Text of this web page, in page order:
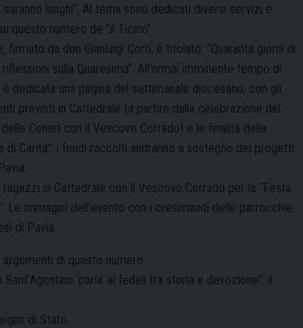
saranno lunghi”. Al tema sono dedicati diversi servizi e
questo numero de “il Ticino”.
firmato da don Gianluigi Corti, è titolato: “Quaranta giorni di
sulla Quaresima”. All’ormai imminente tempo di
è dedicata una pagina del settimanale diocesano, con gli
previsti in Cattedrale (a partire dalla celebrazione del
Ceneri con il Vescovo Corrado) e le finalità della
di Carità”: i fondi raccolti andranno a sostegno dei progetti
ragazzi in Cattedrale con il Vescovo Corrado per la “Festa
Le immagini dell’evento con i cresimandi delle parrocchie
di Pavia.
argomenti di questo numero:
Sant’Agostino ‘parla’ ai fedeli tra storia e devozione”: il
di Stato.